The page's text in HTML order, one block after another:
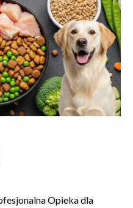
TABLE OF CONTENT
Opieka dla